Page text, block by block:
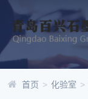
首页 > 化验室 >